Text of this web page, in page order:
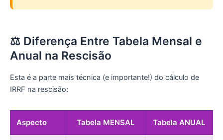
⚖️ Diferença Entre Tabela Mensal e
Anual na Rescisão
Esta é a parte mais técnica (e importante!) do cálculo de
IRRF na rescisão:
Aspecto Tabela MENSAL Tabela ANUAL